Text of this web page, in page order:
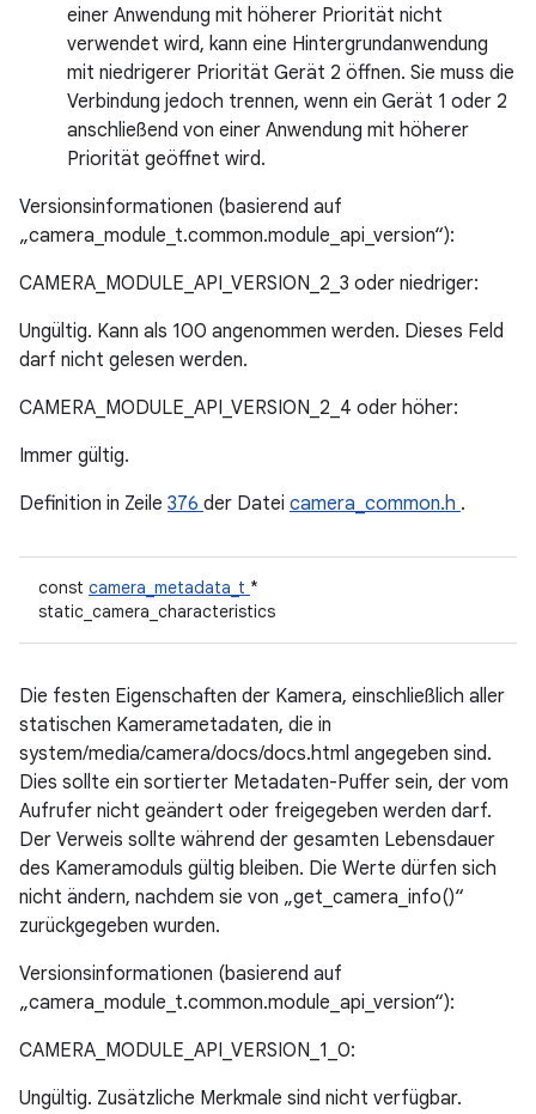
einer Anwendung mit höherer Priorität nicht
verwendet wird, kann eine Hintergrundanwendung
mit niedrigerer Priorität Gerät 2 öffnen. Sie muss die
Verbindung jedoch trennen, wenn ein Gerät 1 oder 2
anschließend von einer Anwendung mit höherer
Priorität geöffnet wird.
Versionsinformationen (basierend auf
„camera_module_t.common.module_api_version“):
CAMERA_MODULE_API_VERSION_2_3 oder niedriger:
Ungültig. Kann als 100 angenommen werden. Dieses Feld
darf nicht gelesen werden.
CAMERA_MODULE_API_VERSION_2_4 oder höher:
Immer gültig.
Definition in Zeile 376 der Datei camera_common.h .
const camera_metadata_t *
static_camera_characteristics
Die festen Eigenschaften der Kamera, einschließlich aller
statischen Kamerametadaten, die in
system/media/camera/docs/docs.html angegeben sind.
Dies sollte ein sortierter Metadaten-Puffer sein, der vom
Aufrufer nicht geändert oder freigegeben werden darf.
Der Verweis sollte während der gesamten Lebensdauer
des Kameramoduls gültig bleiben. Die Werte dürfen sich
nicht ändern, nachdem sie von „get_camera_info()“
zurückgegeben wurden.
Versionsinformationen (basierend auf
„camera_module_t.common.module_api_version“):
CAMERA_MODULE_API_VERSION_1_0:
Ungültig. Zusätzliche Merkmale sind nicht verfügbar.